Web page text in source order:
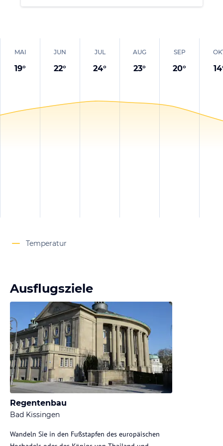
MAI
19°
JUN
22°
JUL
24°
AUG
23°
SEP
20° 14
Temperatur
Ausflugsziele
Regentenbau
Bad Kissingen
Wandeln Sie in den Fußstapfen des europäischen